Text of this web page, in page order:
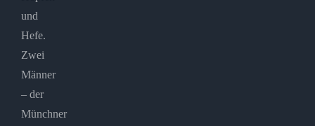
und
Hefe.
Zwei
Männer
– der
Münchner